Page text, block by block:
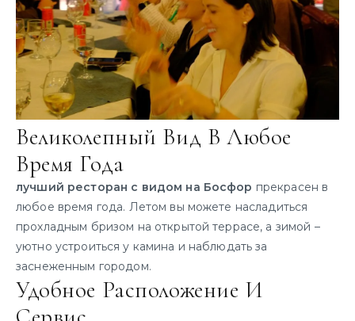
Великолепный Вид В Любое
Время Года
лучший ресторан с видом на Босфор прекрасен в
любое время года. Летом вы можете насладиться
прохладным бризом на открытой террасе, а зимой –
уютно устроиться у камина и наблюдать за
заснеженным городом.
Удобное Расположение И